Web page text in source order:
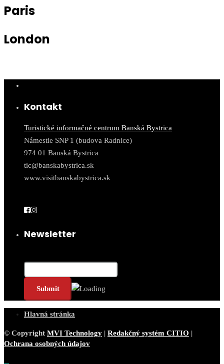
Paris
London
Kontakt
Turistické informačné centrum Banská Bystrica
Námestie SNP 1 (budova Radnice)
974 01 Banská Bystrica
tic@banskabystrica.sk
www.visitbanskabystrica.sk
Newsletter
Hlavná stránka
© Copyright MVI Technology | Redakčný systém CITIO |
Ochrana osobných údajov